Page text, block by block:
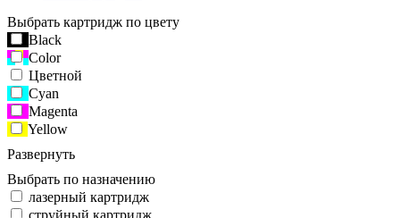
Выбрать картридж по цвету
Black
Color
Цветной
Cyan
Magenta
Yellow
Развернуть
Выбрать по назначению
лазерный картридж
струйный картридж